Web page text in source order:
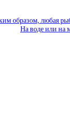
образом, любая
На воде или на